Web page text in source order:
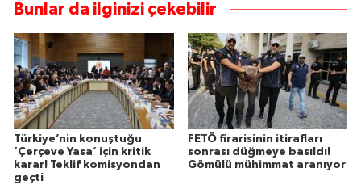
Bunlar da ilginizi çekebilir
Türkiye’nin konuştuğu
‘Çerçeve Yasa’ için kritik
karar! Teklif komisyondan
geçti
FETÖ firarisinin itirafları
sonrası düğmeye basıldı!
Gömülü mühimmat aranıyor